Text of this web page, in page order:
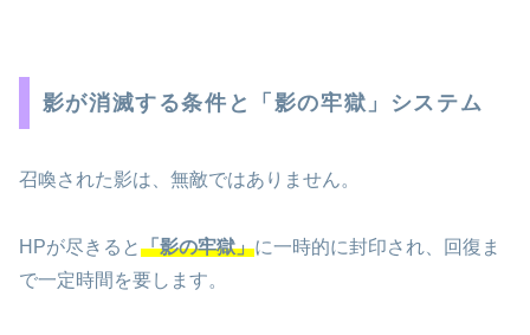
影が消滅する条件と「影の牢獄」システム
召喚された影は、無敵ではありません。
HPが尽きると「影の牢獄」に一時的に封印され、回復ま
で一定時間を要します。